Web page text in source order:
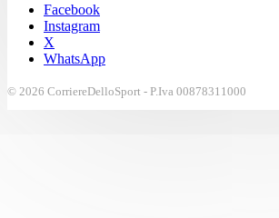
Facebook
Instagram
X
WhatsApp
© 2026 CorriereDelloSport - P.Iva 00878311000